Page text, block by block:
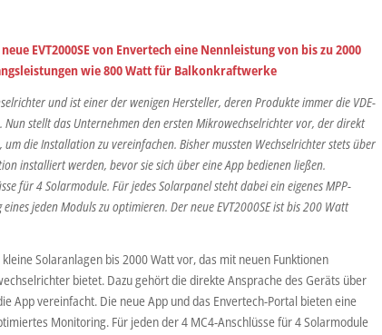
EVT2000SE von Envertech eine Nennleistung von bis zu 2000
wie 800 Watt für Balkonkraftwerke
und ist einer der wenigen Hersteller, deren Produkte immer die VDE-
Nun stellt das Unternehmen den ersten Mikrowechselrichter vor, der direkt
die Installation zu vereinfachen. Bisher mussten Wechselrichter stets über
installiert werden, bevor sie sich über eine App bedienen ließen.
für 4 Solarmodule. Für jedes Solarpanel steht dabei ein eigenes MPP-
jeden Moduls zu optimieren. Der neue EVT2000SE ist bis 200 Watt
Solaranlagen bis 2000 Watt vor, das mit neuen Funktionen
bietet. Dazu gehört die direkte Ansprache des Geräts über
App vereinfacht. Die neue App und das Envertech-Portal bieten eine
Monitoring. Für jeden der 4 MC4-Anschlüsse für 4 Solarmodule